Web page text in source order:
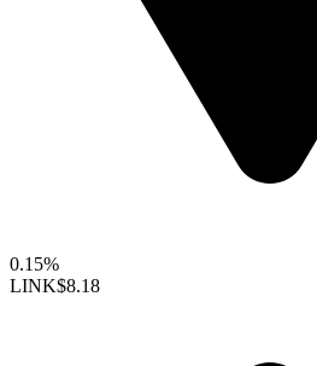
0.15%
LINK$8.18